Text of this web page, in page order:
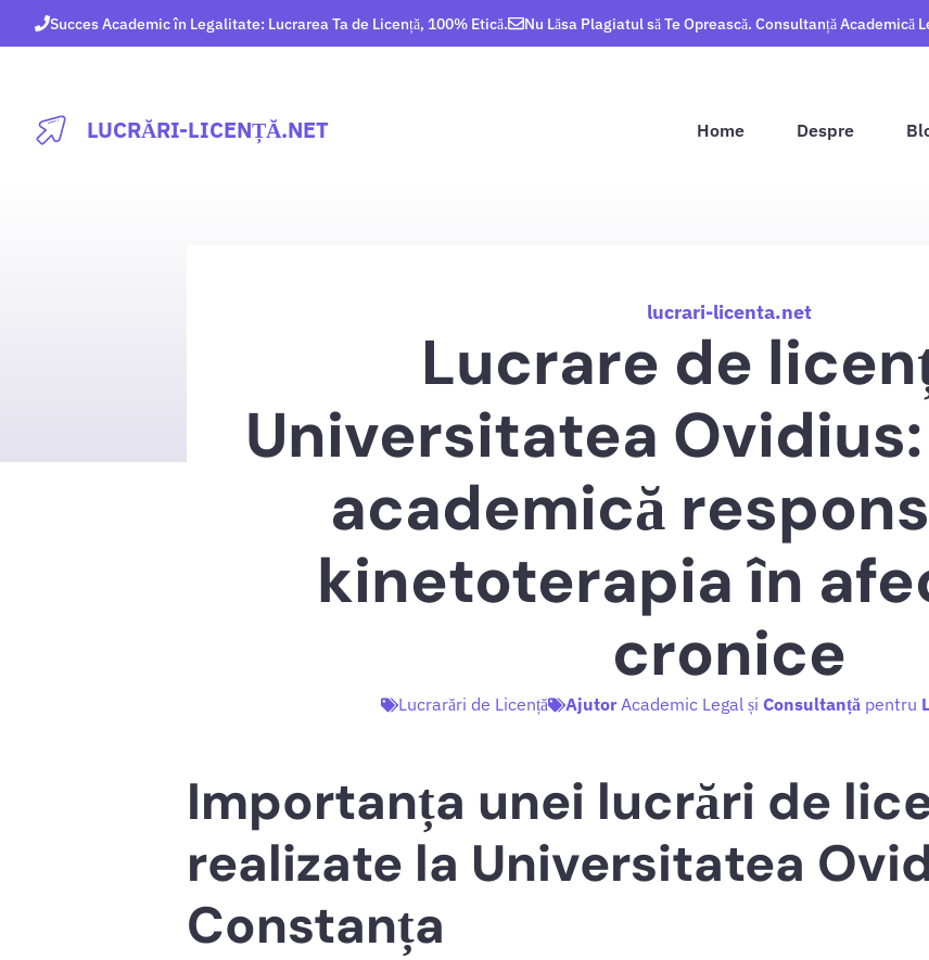
la
Succes Academic în Legalitate: Lucrarea Ta de Licență, 100% Etică. Nu Lăsa Plagiatul să Te Oprească. Consultanță Academică
LUCRĂRI-LICENȚĂ.NET Home Despre
lucrari-licenta.net
Lucrare de
Universitatea
academică
kinetoterapia în
cronice
Lucrarări de Licență Ajutor Academic Legal și Consultanță pentru
Importanța unei lucrări de
realizate la Universitatea
Constanța